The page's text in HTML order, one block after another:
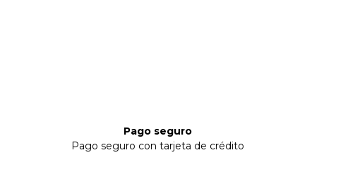
Pago seguro
Pago seguro con tarjeta de crédito